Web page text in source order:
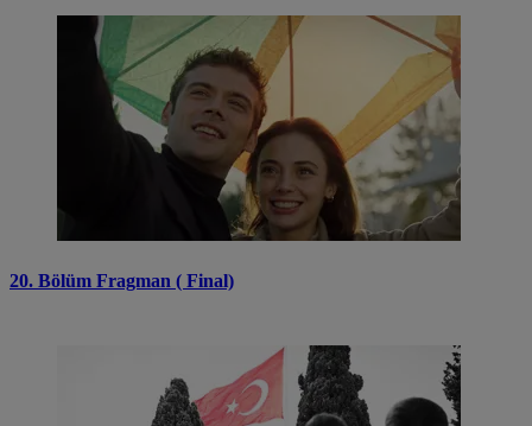
20. Bölüm Fragman ( Final)